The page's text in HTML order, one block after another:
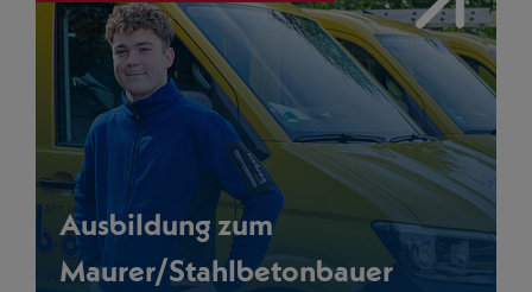
Ausbildung zum
Maurer/Stahlbetonbauer